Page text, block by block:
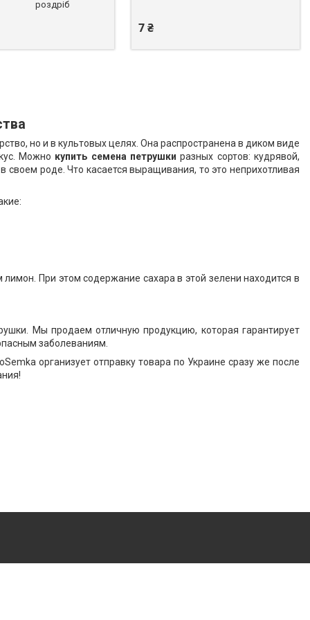
роздріб
7 ₴
но и в культовых целях. Она распространена в диком виде
Можно купить семена петрушкиразных сортов: кудрявой,
роде. Что касается выращивания, то это неприхотливая
При этом содержание сахара в этой зелени находится в
Мы продаем отличную продукцию, которая гарантирует
заболеваниям.
организует отправку товара по Украине сразу же после